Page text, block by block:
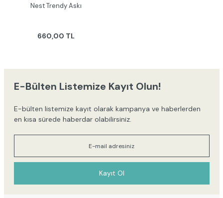
Nest Trendy Askı
660,00 TL
E-Bülten Listemize Kayıt Olun!
E-bülten listemize kayıt olarak kampanya ve haberlerden
en kısa sürede haberdar olabilirsiniz.
Kayıt Ol